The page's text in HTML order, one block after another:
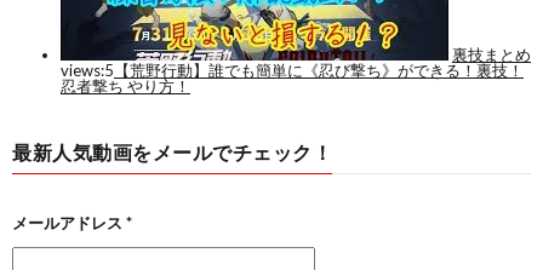
最新人気動画をメールでチェック！
メールアドレス *